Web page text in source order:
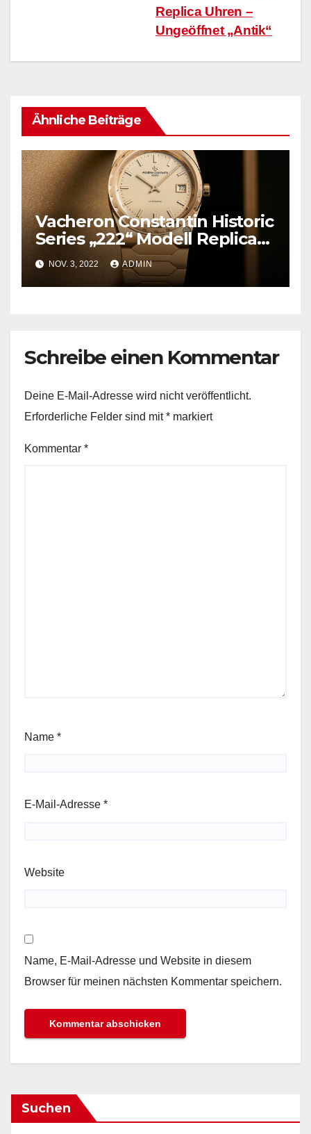
Replica Uhren –
Ungeöffnet „Antik“
Ähnliche Beiträge
Vacheron Constantin Historic
Series „222“ Modell Replica
Uhren – Ungeöffnet „Antik“
NOV. 3, 2022 ADMIN
Schreibe einen Kommentar
Deine E-Mail-Adresse wird nicht veröffentlicht.
Erforderliche Felder sind mit* markiert
Kommentar *
Name *
E-Mail-Adresse *
Website
Name, E-Mail-Adresse und Website in diesem
Browser für meinen nächsten Kommentar speichern.
Suchen